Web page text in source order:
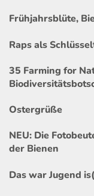
Frühjahrsblüte,
Raps als
35 Farming for
Ostergrüße
NEU: Die
der Bienen
Das war Jugend